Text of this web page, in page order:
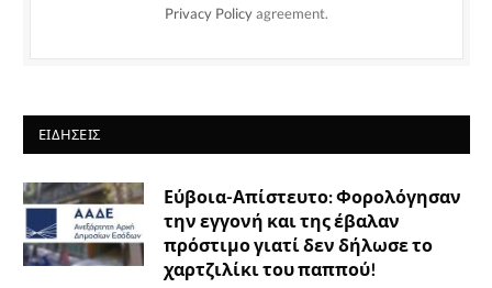
Privacy Policy agreement.
ΕΙΔΉΣΕΙΣ
Εύβοια-Απίστευτο: Φορολόγησαν
την εγγονή και της έβαλαν
πρόστιμο γιατί δεν δήλωσε το
χαρτζιλίκι του παππού!